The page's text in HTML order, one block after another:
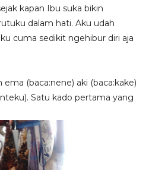
kapan Ibu suka bikin
dalam hati. Aku udah
cuma sedikit ngehibur diri aja
(baca:nene) aki (baca:kake)
Satu kado pertama yang